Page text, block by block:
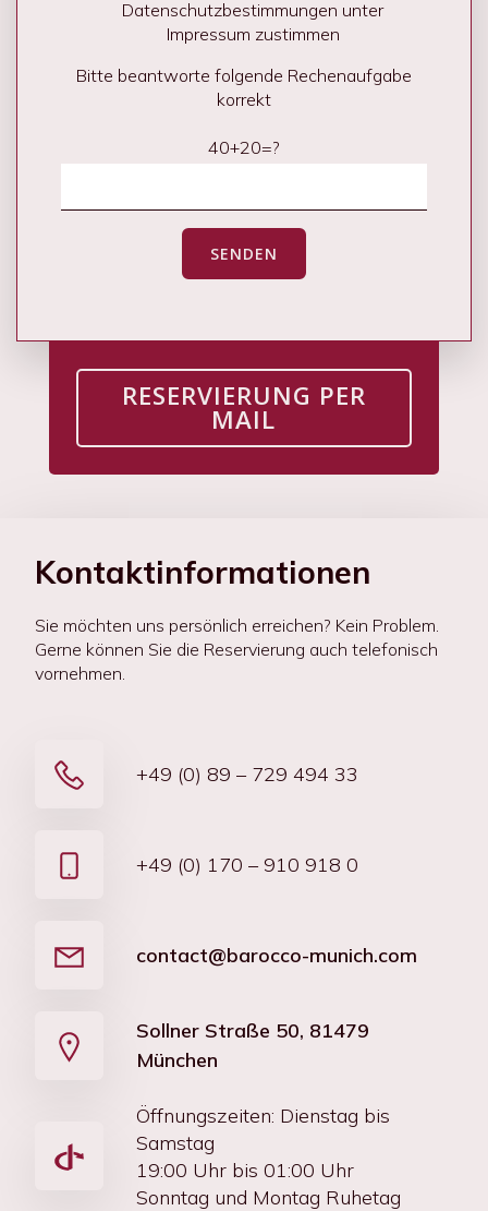
Datenschutzbestimmungen unter
Impressum zustimmen
Bitte beantworte folgende Rechenaufgabe
korrekt
40+20=?
RESERVIERUNG PER
MAIL
Kontaktinformationen
Sie möchten uns persönlich erreichen? Kein Problem.
Gerne können Sie die Reservierung auch telefonisch
vornehmen.
+49 (0) 89 – 729 494 33
+49 (0) 170 – 910 918 0
contact@barocco-munich.com
Sollner Straße 50, 81479
München
Öffnungszeiten: Dienstag bis
Samstag
19:00 Uhr bis 01:00 Uhr
Sonntag und Montag Ruhetag